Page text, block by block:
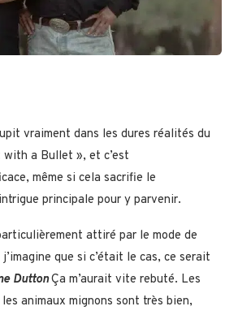
vraiment dans les dures réalités du
a Bullet », et c’est
même si cela sacrifie le
principale pour y parvenir.
attiré par le mode de
que si c’était le cas, ce serait
DuttonÇa m’aurait vite rebuté. Les
animaux mignons sont très bien,